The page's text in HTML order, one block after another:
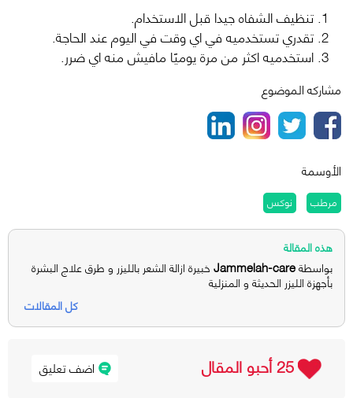
تنظيف الشفاه جيدا قبل الاستخدام.
تقدري تستخدميه في اي وقت في اليوم عند الحاجة.
استخدميه اكثر من مرة يوميًا مافيش منه اي ضرر.
مشاركه الموضوع
الأوسمة
مرطب نوكس
هذه المقالة
بواسطةJammelah-care خبيرة ازالة الشعر بالليزر و طرق علاج البشرة
بأجهزة الليزر الحديثة و المنزلية
كل المقالات
اضف تعليق 25 أحبو المقال